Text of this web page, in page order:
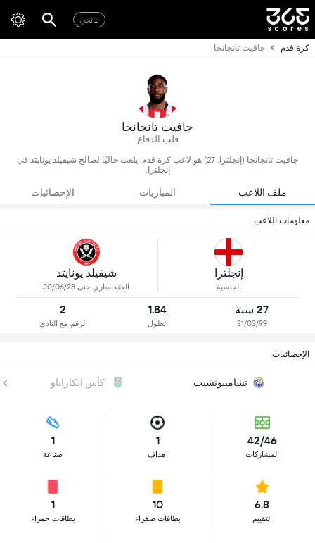
نتائجي
كرة قدم جافيت تانجانجا
جافيت تانجانجا
قلب الدفاع
جافيت تانجانجا (إنجلترا, 27) هو لاعب كرة قدم, يلعب حاليًا لصالح شيفيلد يونايتد في
إنجلترا.
ملف اللاعب المباريات الإحصائيات
معلومات اللاعب
إنجلترا
الجنسية
شيفيلد يونايتد
العقد ساري حتى 30/06/28
27 سنة
31/03/99
1.84
الطول
2
الرقم مع النادي
الإحصائيات
تشامبيونشيب كأس الكاراباو
42/46
المشاركات
1
اهداف
1
صناعة
6.8
التقييم
10
بطاقات صفراء
1
بطاقات حمراء